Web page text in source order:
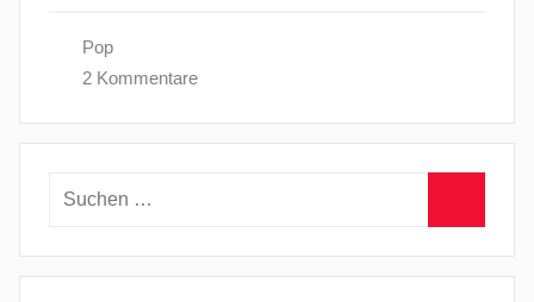
Pop
2 Kommentare
Suchen